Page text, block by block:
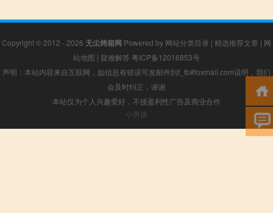
Copyright © 2012 - 2026 无尘烤箱网 Powered by 网站分类目录 | 精选推荐文章 | 网
站地图 | 疑难解答 粤ICP备12016853号
声明：本站内容来自互联网，如信息有错误可发邮件到f_fb#foxmail.com说明，我们
会及时纠正，谢谢
本站仅为个人兴趣爱好，不接盈利性广告及商业合作
小男孩